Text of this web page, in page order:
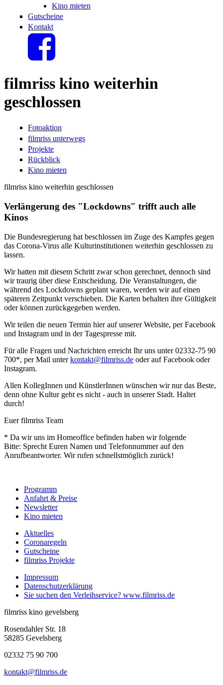
Kino mieten
Gutscheine
Kontakt
filmriss kino weiterhin
geschlossen
Fotoaktion
filmriss unterwegs
Projekte
Rückblick
Kino mieten
filmriss kino weiterhin geschlossen
Verlängerung des "Lockdowns" trifft auch alle
Kinos
Die Bundesregierung hat beschlossen im Zuge des Kampfes gegen
das Corona-Virus alle Kulturinstitutionen weiterhin geschlossen zu
lassen.
Wir hatten mit diesem Schritt zwar schon gerechnet, dennoch sind
wir traurig über diese Entscheidung. Die Veranstaltungen, die
während des Lockdowns geplant waren, werden wir auf einen
späteren Zeitpunkt verschieben. Die Karten behalten ihre Gültigkeit
oder können zurückgegeben werden.
Wir teilen die neuen Termin hier auf unserer Website, per Facebook
und Instagram und in der Tagespresse mit.
Für alle Fragen und Nachrichten erreicht Ihr uns unter 02332-75 90
700*, per Mail unterkontakt@filmriss.de oder auf Facebook oder
Instagram.
Allen KollegInnen und KünstlerInnen wünschen wir nur das Beste,
denn ohne Kultur geht es nicht - auch in unserer Stadt. Haltet
durch!
Euer filmriss Team
* Da wir uns im Homeoffice befinden haben wir folgende
Bitte: Sprecht Euren Namen und Telefonnummer auf den
Anrufbeantworter. Wir rufen schnellstmöglich zurück!
Programm
Anfahrt & Preise
Newsletter
Kino mieten
Aktuelles
Coronaregeln
Gutscheine
filmriss Projekte
Impressum
Datenschutzerklärung
Sie suchen den Verleihservice? www.filmriss.de
filmriss kino gevelsberg
Rosendahler Str. 18
58285 Gevelsberg
02332 75 90 700
kontakt@filmriss.de